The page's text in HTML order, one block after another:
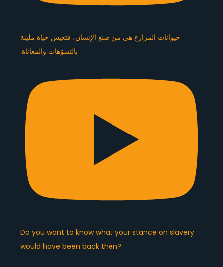
Do you want to know what your stance on slavery
would have been back then?